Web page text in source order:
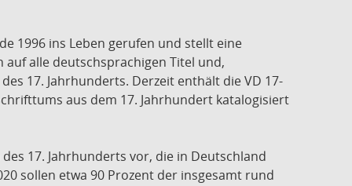
1996 ins Leben gerufen und stellt eine
alle deutschsprachigen Titel und,
17. Jahrhunderts. Derzeit enthält die VD 17-
aus dem 17. Jahrhundert katalogisiert
17. Jahrhunderts vor, die in Deutschland
sollen etwa 90 Prozent der insgesamt rund